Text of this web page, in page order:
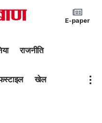
E-paper
राजनीति
खेल